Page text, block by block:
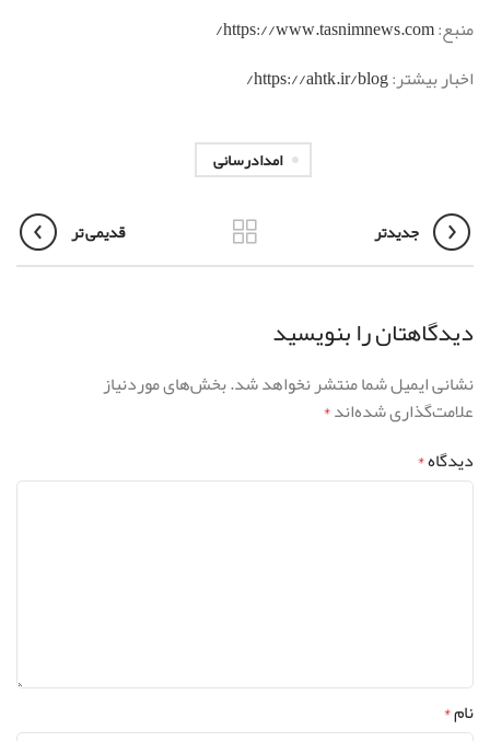
منبع:https://www.tasnimnews.com/
اخبار بیشتر:https://ahtk.ir/blog/
امدادرسانی
جدیدتر قدیمی تر
دیدگاهتان را بنویسید
نشانی ایمیل شما منتشر نخواهد شد.بخش‌های موردنیاز
علامت‌گذاری شده‌اند*
دیدگاه*
نام*